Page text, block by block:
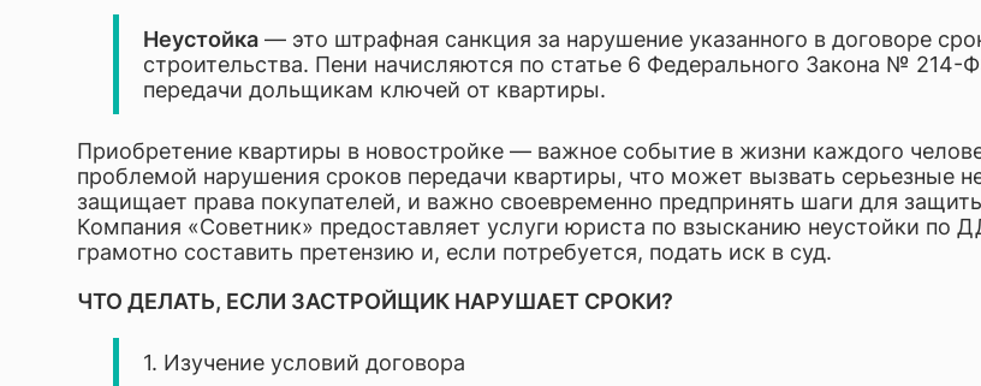
Юридическое обслуживание бизнеса и аутсорсинг
Неустойка — это штрафная санкция за нарушение указанного в договоре
строительства. Пени начисляются по статье 6 Федерального Закона № 214-
передачи дольщикам ключей от квартиры.
Приобретение квартиры в новостройке — важное событие в жизни каждого
проблемой нарушения сроков передачи квартиры, что может вызвать серьезные
защищает права покупателей, и важно своевременно предпринять шаги для
Компания «Советник» предоставляет услуги юриста по взысканию неустойки
грамотно составить претензию и, если потребуется, подать иск в суд.
ЧТО ДЕЛАТЬ, ЕСЛИ ЗАСТРОЙЩИК НАРУШАЕТ СРОКИ?
1. Изучение условий договора